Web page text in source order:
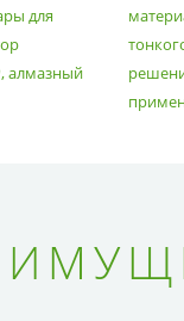
для
алмазный